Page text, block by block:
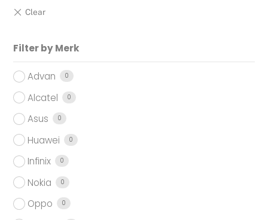
Filter by Merk
Advan 0
Alcatel 0
Asus 0
Huawei 0
Infinix 0
Nokia 0
Oppo 0